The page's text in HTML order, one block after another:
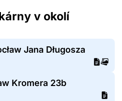
v okolí
Jana Długosza
Kromera 23b